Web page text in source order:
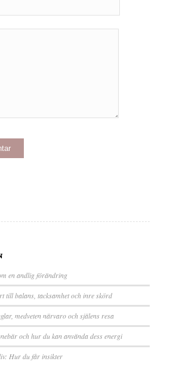
en andlig förändring
till balans, tacksamhet och inre skörd
medveten närvaro och själens resa
och hur du kan använda dess energi
Hur du får insikter